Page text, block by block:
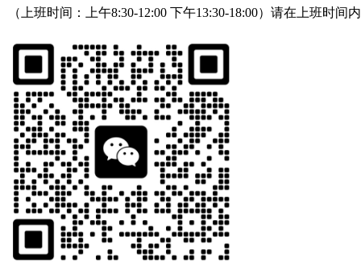
（上班时间：上午8:30-12:00 下午13:30-18:00）请在上班时间